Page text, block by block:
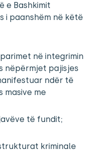
e Bashkimit
i paanshëm në këtë
në integrimin
nëpërmjet pajisjes
ndër të
masive me
të fundit;
kriminale